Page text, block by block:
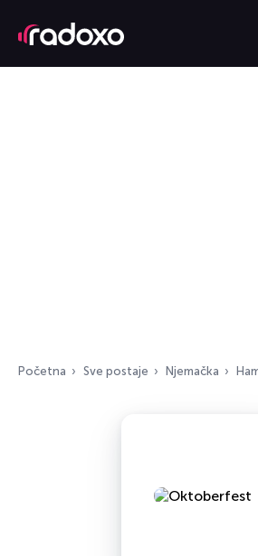
Početna Sve postaje Njemačka